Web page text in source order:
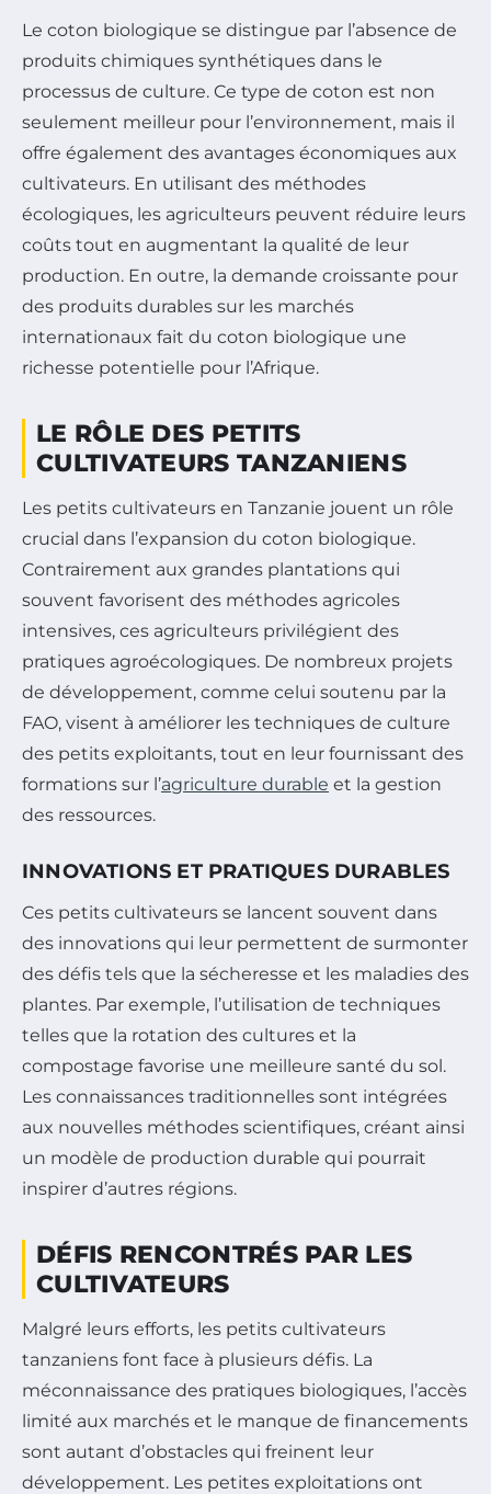
Le coton biologique se distingue par l’absence de
produits chimiques synthétiques dans le
processus de culture. Ce type de coton est non
seulement meilleur pour l’environnement, mais il
offre également des avantages économiques aux
cultivateurs. En utilisant des méthodes
écologiques, les agriculteurs peuvent réduire leurs
coûts tout en augmentant la qualité de leur
production. En outre, la demande croissante pour
des produits durables sur les marchés
internationaux fait du coton biologique une
richesse potentielle pour l’Afrique.
LE RÔLE DES PETITS
CULTIVATEURS TANZANIENS
Les petits cultivateurs en Tanzanie jouent un rôle
crucial dans l’expansion du coton biologique.
Contrairement aux grandes plantations qui
souvent favorisent des méthodes agricoles
intensives, ces agriculteurs privilégient des
pratiques agroécologiques. De nombreux projets
de développement, comme celui soutenu par la
FAO, visent à améliorer les techniques de culture
des petits exploitants, tout en leur fournissant des
formations sur l’agriculture durable et la gestion
des ressources.
INNOVATIONS ET PRATIQUES DURABLES
Ces petits cultivateurs se lancent souvent dans
des innovations qui leur permettent de surmonter
des défis tels que la sécheresse et les maladies des
plantes. Par exemple, l’utilisation de techniques
telles que la rotation des cultures et la
compostage favorise une meilleure santé du sol.
Les connaissances traditionnelles sont intégrées
aux nouvelles méthodes scientifiques, créant ainsi
un modèle de production durable qui pourrait
inspirer d’autres régions.
DÉFIS RENCONTRÉS PAR LES
CULTIVATEURS
Malgré leurs efforts, les petits cultivateurs
tanzaniens font face à plusieurs défis. La
méconnaissance des pratiques biologiques, l’accès
limité aux marchés et le manque de financements
sont autant d’obstacles qui freinent leur
développement. Les petites exploitations ont